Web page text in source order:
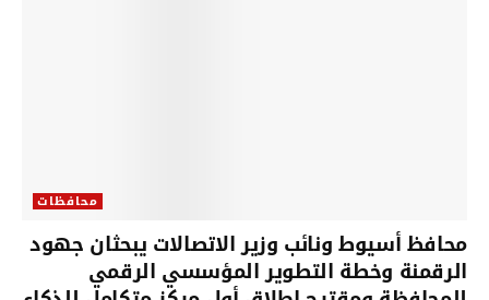
محافظات
محافظ أسيوط ونائب وزير الاتصالات يبحثان جهود
الرقمنة وخطة التطوير المؤسسي الرقمي